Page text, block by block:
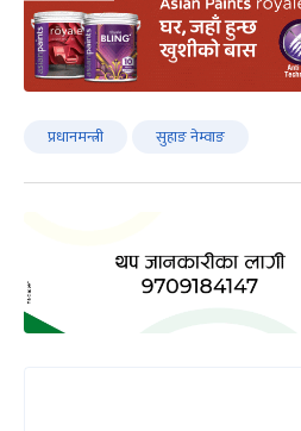
प्रधानमन्त्री सुहाङ नेम्वाङ